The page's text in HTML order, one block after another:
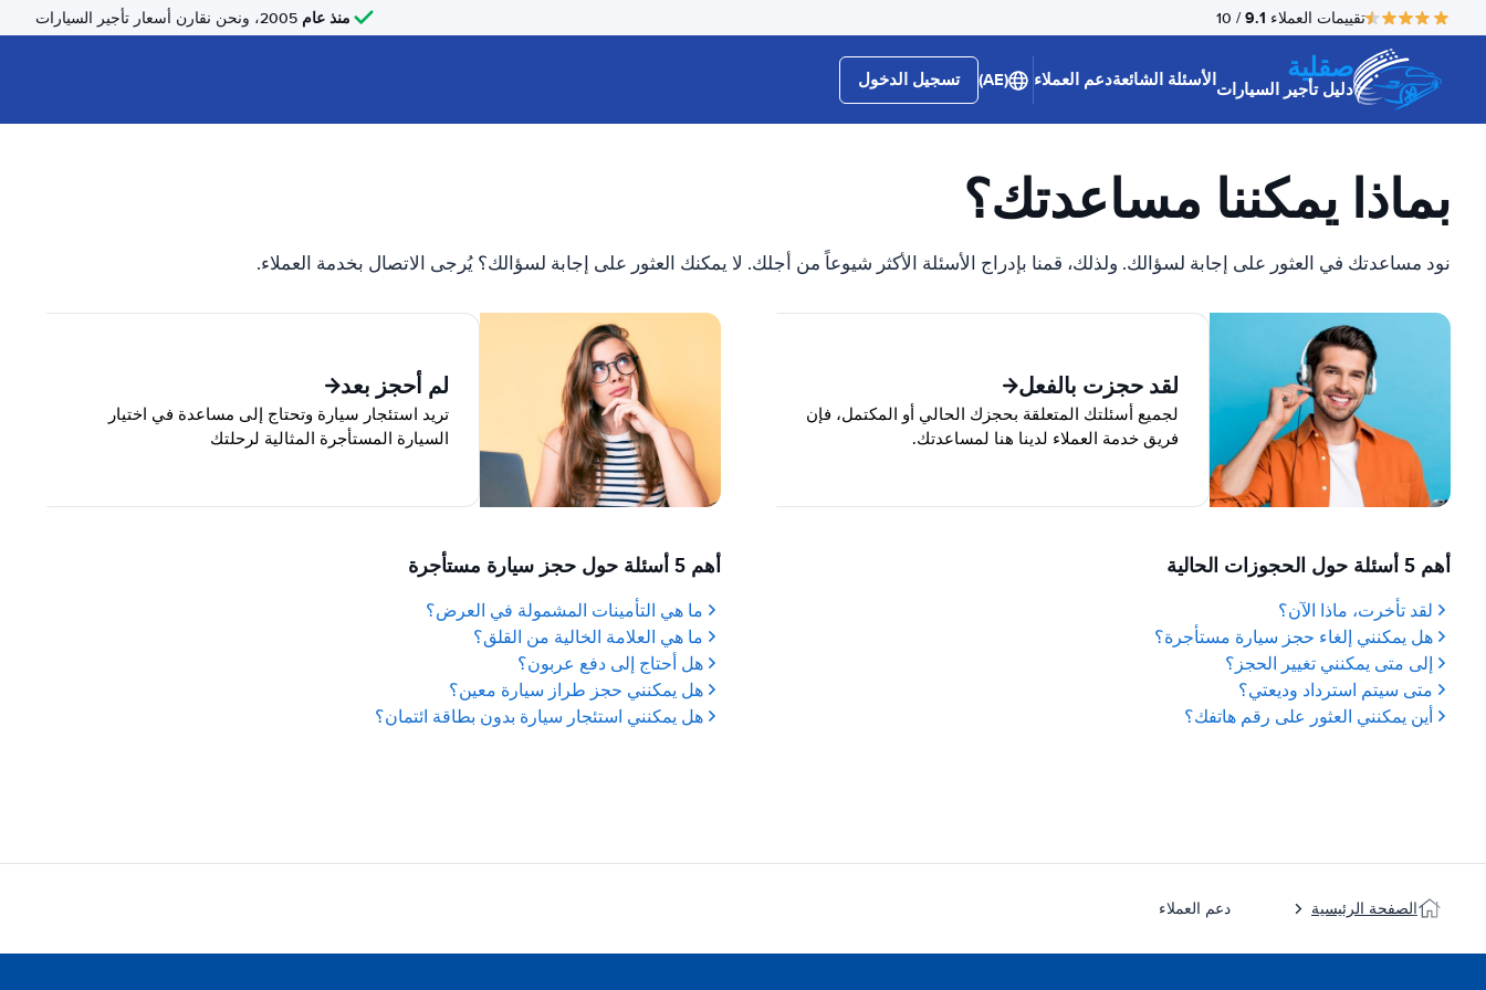
تقييمات العملاء 9.1
/ 10 منذ عام
صقلية
دليل تأجير السياراتالأسئلة الشائعةدعم العملاء (AE) تسجيل الدخول
بماذا يمكننا مساعدتك؟
نود مساعدتك في العثور على إجابة لسؤالك. ولذلك، قمنا بإدراج الأسئلة الأكثر شيوعاً من أجلك. لا يمكنك العثور على إجابة لسؤالك؟ يُرجى الاتصال بخدمة العملاء.
لقد حجزت بالفعل
لجميع أسئلتك المتعلقة بحجزك الحالي أو المكتمل، فإن
فريق خدمة العملاء لدينا هنا لمساعدتك.
لم أحجز بعد
تريد استئجار سيارة وتحتاج إلى مساعدة في اختيار
السيارة المستأجرة المثالية لرحلتك
أهم 5 أسئلة حول الحجوزات الحالية
لقد تأخرت، ماذا الآن؟
هل يمكنني إلغاء حجز سيارة مستأجرة؟
إلى متى يمكنني تغيير الحجز؟
متى سيتم استرداد وديعتي؟
أين يمكنني العثور على رقم هاتفك؟
أهم 5 أسئلة حول حجز سيارة مستأجرة
ما هي التأمينات المشمولة في العرض؟
ما هي العلامة الخالية من القلق؟
هل أحتاج إلى دفع عربون؟
هل يمكنني حجز طراز سيارة معين؟
هل يمكنني استئجار سيارة بدون بطاقة ائتمان؟
الصفحة الرئيسية دعم العملاء